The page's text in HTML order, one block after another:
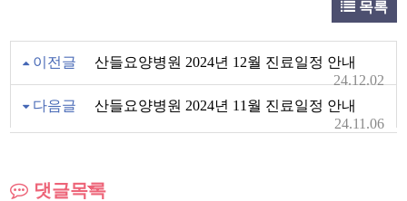
목록
이전글
산들요양병원 2024년 12월 진료일정 안내
24.12.02
다음글
산들요양병원 2024년 11월 진료일정 안내
24.11.06
댓글목록